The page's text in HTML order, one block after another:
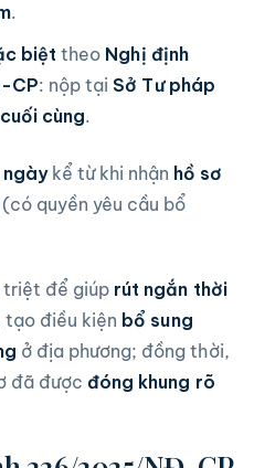
.
biệt theo Nghị định
CP: nộp tạiSở Tư pháp
cùng.
ngàykể từ khi nhận hồ sơ
quyền yêu cầu bổ
triệt để giúp rút ngắn thời
tạo điều kiện bổ sung
ở địa phương; đồng thời,
đã được đóng khung rõ